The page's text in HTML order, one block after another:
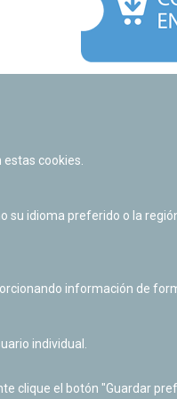
Derecho de
cookies.
su idioma preferido o la
información de
individual.
clique el botón "Guardar